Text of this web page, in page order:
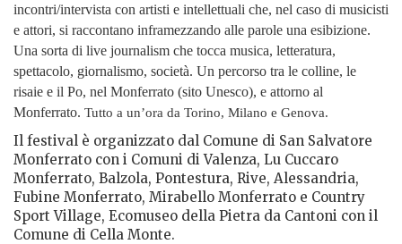
incontri/intervista con artisti e intellettuali che, nel caso di musicisti
e attori, si raccontano inframezzando alle parole una esibizione.
Una sorta di live journalism che tocca musica, letteratura,
spettacolo, giornalismo, società. Un percorso tra le colline, le
risaie e il Po, nel Monferrato (sito Unesco), e attorno al
Monferrato. Tutto a un’ora da Torino, Milano e Genova.
Il festival è organizzato dal Comune di San Salvatore
Monferrato con i Comuni di Valenza, Lu Cuccaro
Monferrato, Balzola, Pontestura, Rive, Alessandria,
Fubine Monferrato, Mirabello Monferrato e Country
Sport Village, Ecomuseo della Pietra da Cantoni con il
Comune di Cella Monte.